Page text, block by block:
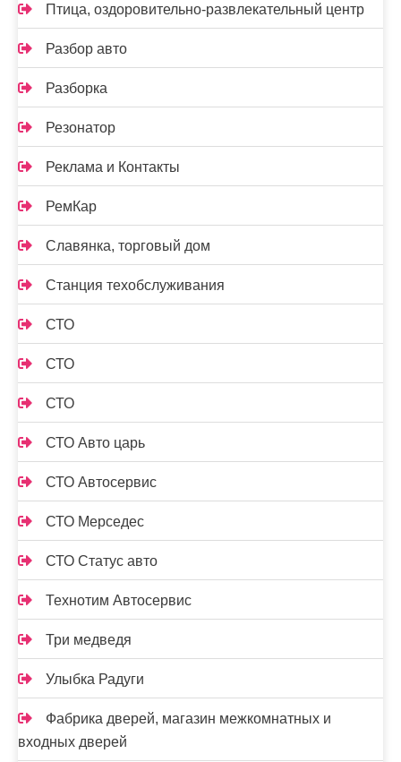
Птица, оздоровительно-развлекательный центр
Разбор авто
Разборка
Резонатор
Реклама и Контакты
РемКар
Славянка, торговый дом
Станция техобслуживания
СТО
СТО
СТО
СТО Авто царь
СТО Автосервис
СТО Мерседес
СТО Статус авто
Технотим Автосервис
Три медведя
Улыбка Радуги
Фабрика дверей, магазин межкомнатных и
входных дверей